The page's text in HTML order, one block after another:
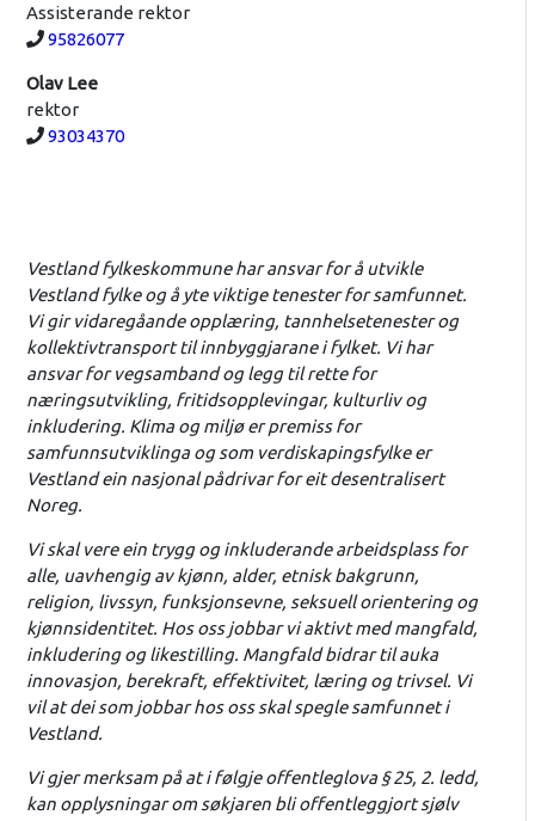
Assisterande rektor
Telefon:
95826077
Olav Lee
rektor
Telefon:
93034370
Vestland fylkeskommune har ansvar for å utvikle
Vestland fylke og å yte viktige tenester for samfunnet.
Vi gir vidaregåande opplæring, tannhelsetenester og
kollektivtransport til innbyggjarane i fylket. Vi har
ansvar for vegsamband og legg til rette for
næringsutvikling, fritidsopplevingar, kulturliv og
inkludering. Klima og miljø er premiss for
samfunnsutviklinga og som verdiskapingsfylke er
Vestland ein nasjonal pådrivar for eit desentralisert
Noreg.
Vi skal vere ein trygg og inkluderande arbeidsplass for
alle, uavhengig av kjønn, alder, etnisk bakgrunn,
religion, livssyn, funksjonsevne, seksuell orientering og
kjønnsidentitet. Hos oss jobbar vi aktivt med mangfald,
inkludering og likestilling. Mangfald bidrar til auka
innovasjon, berekraft, effektivitet, læring og trivsel. Vi
vil at dei som jobbar hos oss skal spegle samfunnet i
Vestland.
Vi gjer merksam på at i følgje offentleglova § 25, 2. ledd,
kan opplysningar om søkjaren bli offentleggjort sjølv